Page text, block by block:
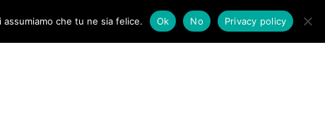
Facebook
X Instagram
AccediUn articolo a caso
Barra laterale
che tu ne sia felice. Ok No Privacy policy